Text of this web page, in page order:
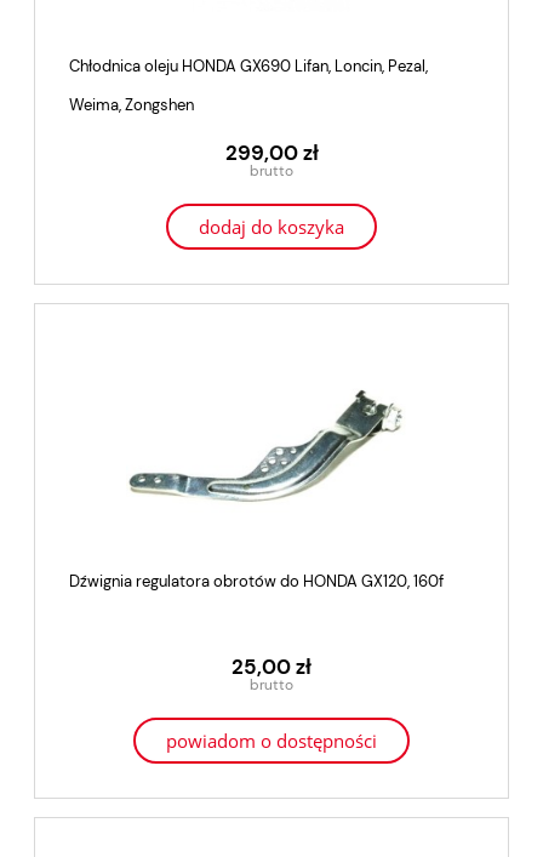
Chłodnica oleju HONDA GX690 Lifan, Loncin, Pezal,
Weima, Zongshen
299,00 zł
dodaj do koszyka
Dźwignia regulatora obrotów do HONDA GX120, 160f
25,00 zł
powiadom o dostępności